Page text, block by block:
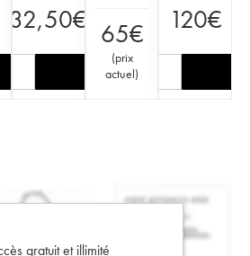
32,50€ 65€
(prix
actuel)
120€
gratuit et illimité